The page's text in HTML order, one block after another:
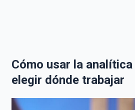
Cómo usar la
elegir dónde trabajar